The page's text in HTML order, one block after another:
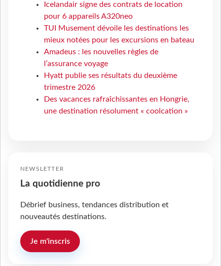
Icelandair signe des contrats de location
pour 6 appareils A320neo
TUI Musement dévoile les destinations les
mieux notées pour les excursions en bateau
Amadeus : les nouvelles règles de
l’assurance voyage
Hyatt publie ses résultats du deuxième
trimestre 2026
Des vacances rafraîchissantes en Hongrie,
une destination résolument « coolcation »
NEWSLETTER
La quotidienne pro
Débrief business, tendances distribution et
nouveautés destinations.
Je m'inscris